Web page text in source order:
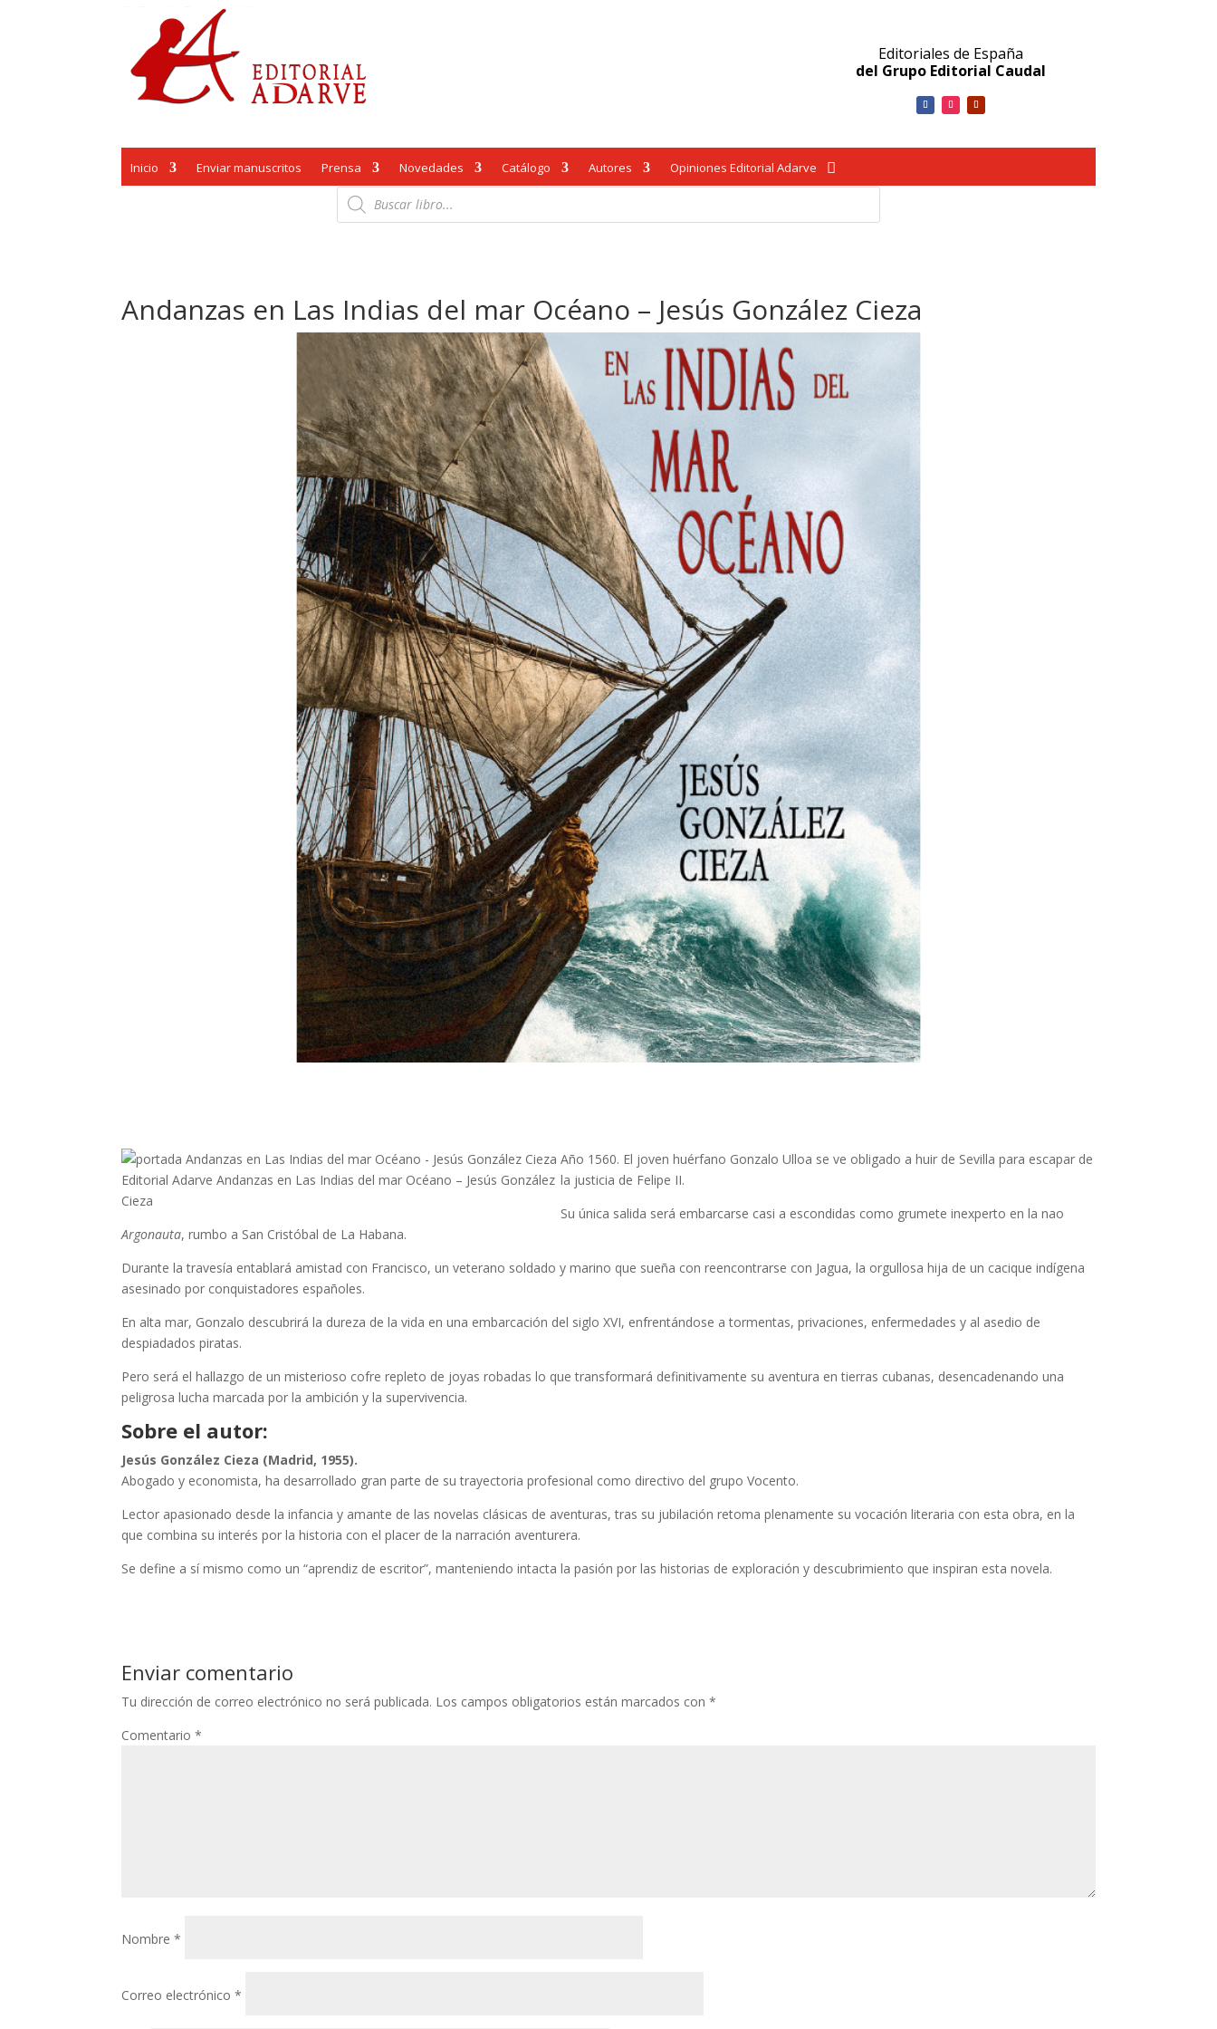
Editoriales de España
del Grupo Editorial Caudal
Inicio Enviar manuscritos Prensa Novedades Catálogo Autores Opiniones Editorial Adarve
Búsqueda
de
productos
Andanzas en Las Indias del mar Océano – Jesús González Cieza
Editorial Adarve Andanzas en Las Indias del mar Océano – Jesús González
Cieza
Año 1560. El joven huérfano Gonzalo Ulloa se ve obligado a huir de Sevilla para escapar de
la justicia de Felipe II.
Su única salida será embarcarse casi a escondidas como grumete inexperto en la nao
Argonauta, rumbo a San Cristóbal de La Habana.
Durante la travesía entablará amistad con Francisco, un veterano soldado y marino que sueña con reencontrarse con Jagua, la orgullosa hija de un cacique indígena
asesinado por conquistadores españoles.
En alta mar, Gonzalo descubrirá la dureza de la vida en una embarcación del siglo XVI, enfrentándose a tormentas, privaciones, enfermedades y al asedio de
despiadados piratas.
Pero será el hallazgo de un misterioso cofre repleto de joyas robadas lo que transformará definitivamente su aventura en tierras cubanas, desencadenando una
peligrosa lucha marcada por la ambición y la supervivencia.
Sobre el autor:
Jesús González Cieza (Madrid, 1955).
Abogado y economista, ha desarrollado gran parte de su trayectoria profesional como directivo del grupo Vocento.
Lector apasionado desde la infancia y amante de las novelas clásicas de aventuras, tras su jubilación retoma plenamente su vocación literaria con esta obra, en la
que combina su interés por la historia con el placer de la narración aventurera.
Se define a sí mismo como un “aprendiz de escritor”, manteniendo intacta la pasión por las historias de exploración y descubrimiento que inspiran esta novela.
Enviar comentario
Tu dirección de correo electrónico no será publicada. Los campos obligatorios están marcados con*
Comentario*
Nombre*
Correo electrónico*